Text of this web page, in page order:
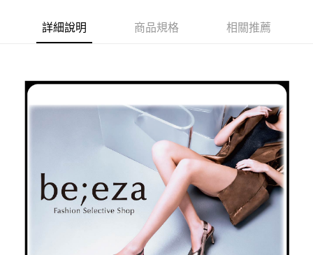
付款後門市自取
詳細說明 商品規格 相關推薦